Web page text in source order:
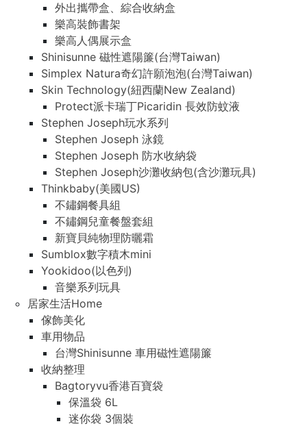
外出攜帶盒、綜合收納盒
樂高裝飾書架
樂高人偶展示盒
Shinisunne 磁性遮陽簾(台灣Taiwan)
Simplex Natura奇幻許願泡泡(台灣Taiwan)
Skin Technology(紐西蘭New Zealand)
Protect派卡瑞丁Picaridin 長效防蚊液
Stephen Joseph玩水系列
Stephen Joseph 泳鏡
Stephen Joseph 防水收納袋
Stephen Joseph沙灘收納包(含沙灘玩具)
Thinkbaby(美國US)
不鏽鋼餐具組
不鏽鋼兒童餐盤套組
新寶貝純物理防曬霜
Sumblox數字積木mini
Yookidoo(以色列)
音樂系列玩具
居家生活Home
傢飾美化
車用物品
台灣Shinisunne 車用磁性遮陽簾
收納整理
Bagtoryvu香港百寶袋
保溫袋 6L
迷你袋 3個裝